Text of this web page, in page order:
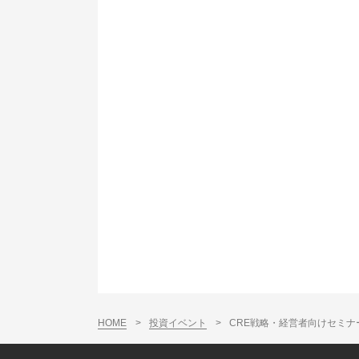
HOME > 投資イベント > CRE戦略・経営者向けセミナ